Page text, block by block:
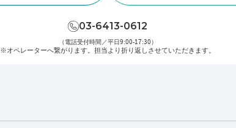
03-6413-0612
（電話受付時間／平日9:00-17:30）
※オペレーターへ繋がります。 担当より折り返しさせていただきます。